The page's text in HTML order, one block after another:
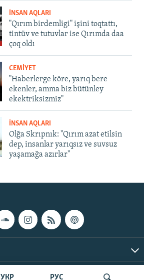
УКР РУС
İNSAN AQLARI
"Qırım birdemligi" işini toqtattı,
tintüv ve tutuvlar ise Qırımda daa
çoq oldı
CEMİYET
"Haberlerge köre, yarıq bere
ekenler, amma biz bütünley
ekektriksizmiz"
İNSAN AQLARI
Olğa Skrıpnık: "Qırım azat etilsin
dep, insanlar yarıqsız ve suvsuz
yaşamağa azırlar"
© Qırım.Aqiqat, 2026 | All Rights Reserved.